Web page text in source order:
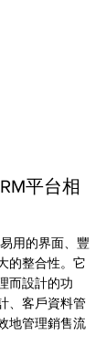
平台相
用的界面、豐
的整合性。它
而設計的功
、客戶資料管
地管理銷售流